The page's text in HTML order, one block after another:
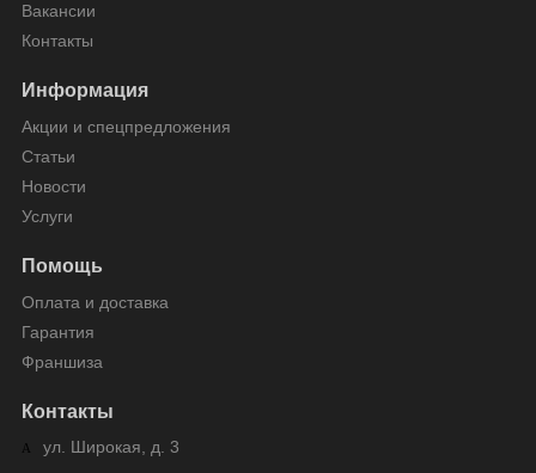
Вакансии
Контакты
Информация
Акции и спецпредложения
Статьи
Новости
Услуги
Помощь
Оплата и доставка
Гарантия
Франшиза
Контакты
ул. Широкая, д. 3